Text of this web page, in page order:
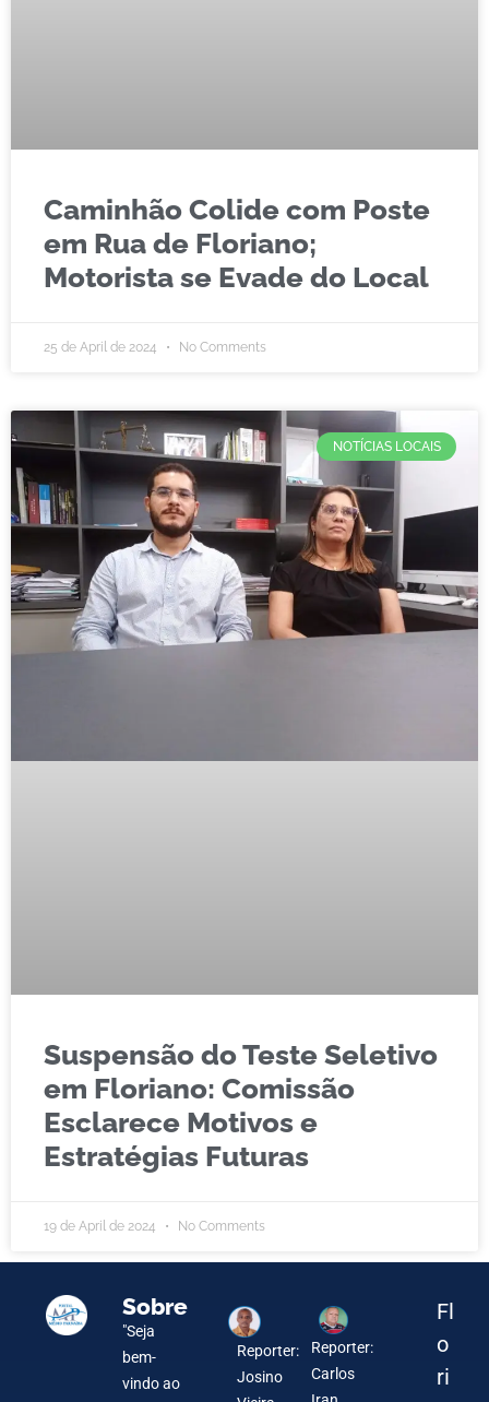
Caminhão Colide com Poste
em Rua de Floriano;
Motorista se Evade do Local
25 de April de 2024 No Comments
NOTÍCIAS LOCAIS
Suspensão do Teste Seletivo
em Floriano: Comissão
Esclarece Motivos e
Estratégias Futuras
19 de April de 2024 No Comments
Sobre
"Seja
bem-
vindo ao
Reporter:
Josino
Reporter:
Carlos
Fl
o
ri